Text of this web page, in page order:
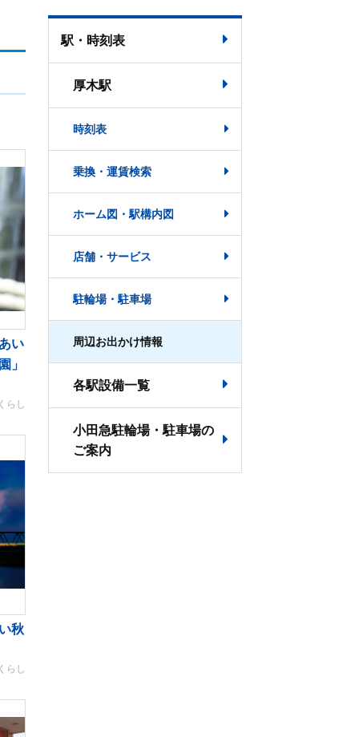
い
」
らし
秋
らし
駅・時刻表
厚木駅
時刻表
乗換・運賃検索
ホーム図・駅構内図
店舗・サービス
駐輪場・駐車場
周辺お出かけ情報
各駅設備一覧
小田急駐輪場・駐車場の
ご案内